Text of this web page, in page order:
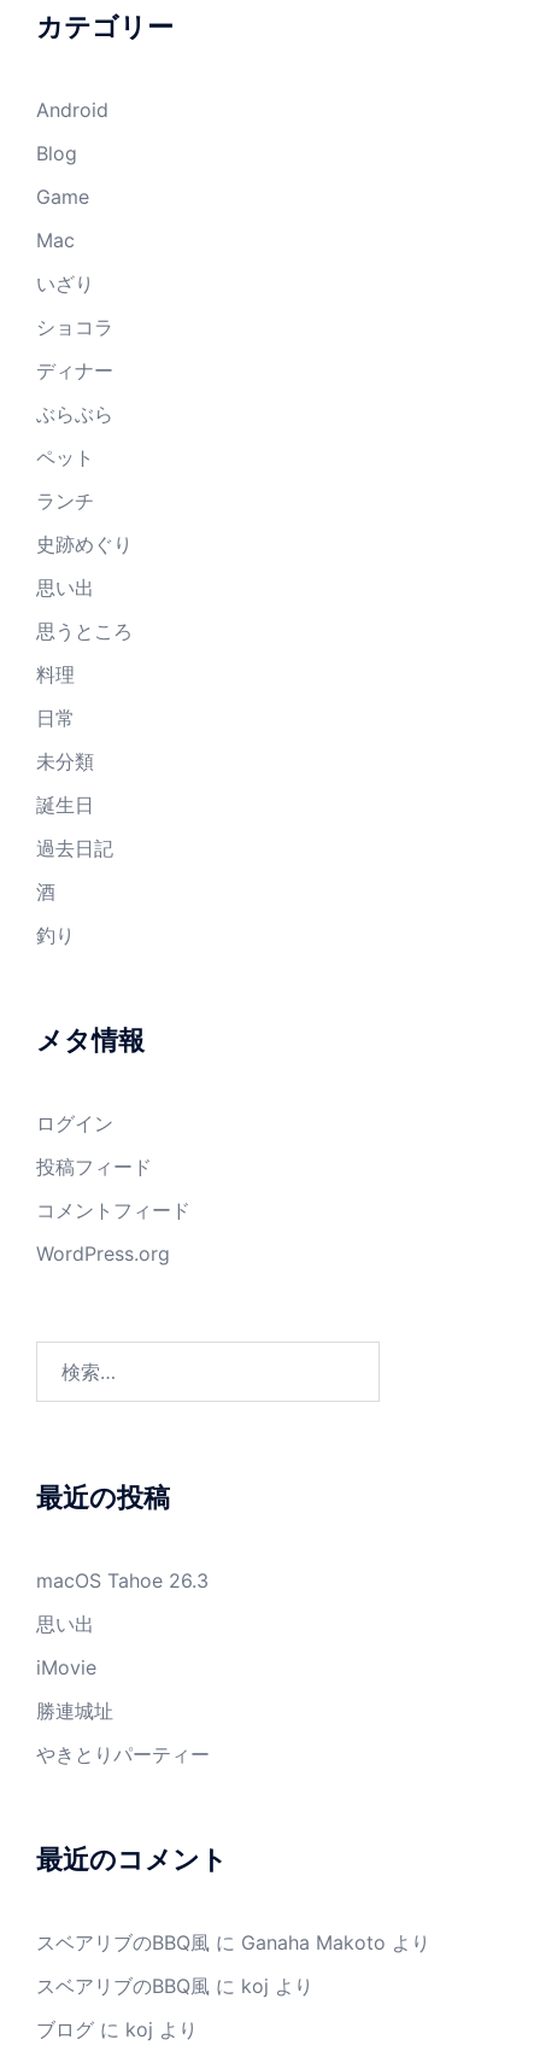
カテゴリー
Android
Blog
Game
Mac
いざり
ショコラ
ディナー
ぶらぶら
ペット
ランチ
史跡めぐり
思い出
思うところ
料理
日常
未分類
誕生日
過去日記
酒
釣り
メタ情報
ログイン
投稿フィード
コメントフィード
WordPress.org
最近の投稿
macOS Tahoe 26.3
思い出
iMovie
勝連城址
やきとりパーティー
最近のコメント
スベアリブのBBQ風 に Ganaha Makoto より
スベアリブのBBQ風 に koj より
ブログ に koj より